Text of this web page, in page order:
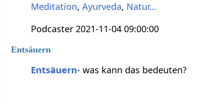
Meditation,Ayurveda, Natur…
Podcaster 2021-11-04 09:00:00
Entsäuern
Entsäuern- was kann das bedeuten?